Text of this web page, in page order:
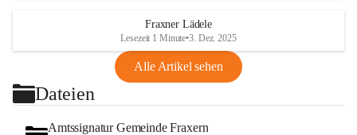
Fraxner Lädele
Lesezeit 1 Minute•3. Dez. 2025
Alle Artikel sehen
Dateien
Amtssignatur Gemeinde Fraxern